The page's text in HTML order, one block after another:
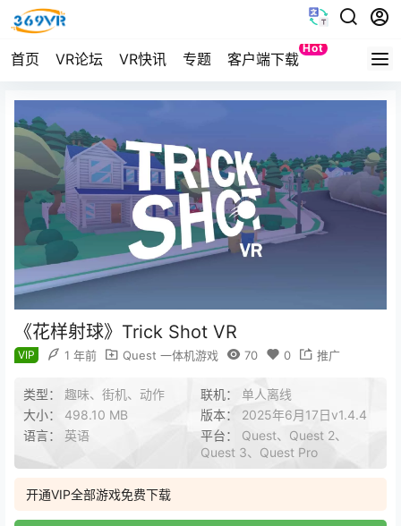
首页 VR论坛 VR快讯 专题 客户端下载
Hot
Quest
《花样射球》Trick Shot VR
VIP 1 年前 Quest 一体机游戏 70 0 推广
类型： 趣味、街机、动作 联机： 单人离线
大小： 498.10 MB 版本： 2025年6月17日v1.4.4
语言： 英语 平台： Quest、Quest 2、
Quest 3、Quest Pro
开通VIP全部游戏免费下载